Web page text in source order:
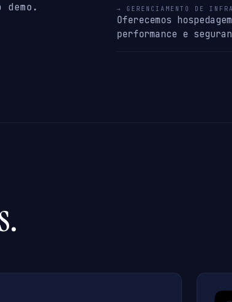
→ GERENCIAMENTO DE
Oferecemos
performance e